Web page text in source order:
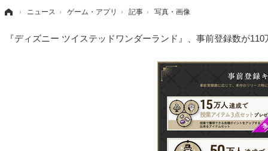
› ニュース › ゲーム・アプリ › 記事 › 写真・画像
『ディズニー ツイステッドワンダーランド』、事前登録数が